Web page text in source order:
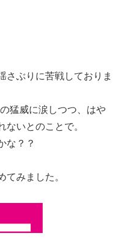
さぶりに苦戦しておりま
猛威に涙しつつ、はや
ないとのことで。
な？？
てみました。